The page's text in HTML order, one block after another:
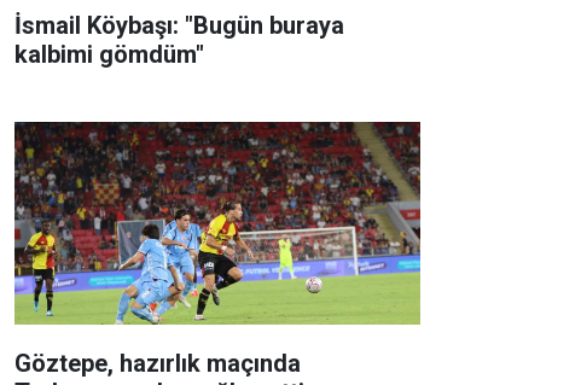
İsmail Köybaşı: "Bugün buraya
kalbimi gömdüm"
Göztepe, hazırlık maçında